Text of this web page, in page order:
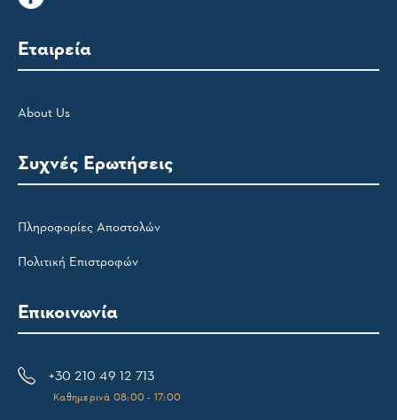
Εταιρεία
About Us
Συχνές Ερωτήσεις
Πληροφορίες Αποστολών
Πολιτική Επιστροφών
Επικοινωνία
+30 210 49 12 713
Καθημερινά 08:00 - 17:00